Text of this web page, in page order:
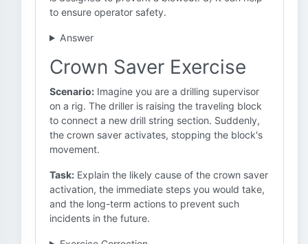
to ensure operator safety.
Answer
Crown Saver Exercise
Scenario: Imagine you are a drilling supervisor
on a rig. The driller is raising the traveling block
to connect a new drill string section. Suddenly,
the crown saver activates, stopping the block's
movement.
Task: Explain the likely cause of the crown saver
activation, the immediate steps you would take,
and the long-term actions to prevent such
incidents in the future.